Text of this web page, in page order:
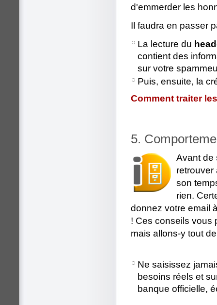
d'emmerder les
Il faudra en passer
La lecture du
contient des
sur votre
Puis, ensuite, la
Comment traiter
5.
Avant de
retrouver
son
rien.
donnez votre email
! Ces conseils vous
mais allons-y tout
Ne saisissez
besoins réels et
banque officielle,